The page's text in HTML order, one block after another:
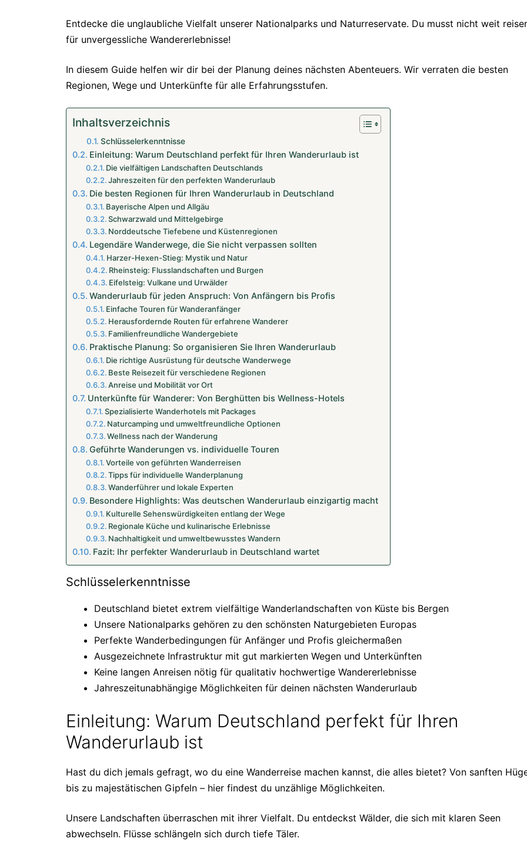
Entdecke die unglaubliche Vielfalt unserer Nationalparks und Naturreservate. Du musst nicht weit
für unvergessliche Wandererlebnisse!
In diesem Guide helfen wir dir bei der Planung deines nächsten Abenteuers. Wir verraten die besten
Regionen, Wege und Unterkünfte für alle Erfahrungsstufen.
Inhaltsverzeichnis
Schlüsselerkenntnisse
Einleitung: Warum Deutschland perfekt für Ihren Wanderurlaub ist
Die vielfältigen Landschaften Deutschlands
Jahreszeiten für den perfekten Wanderurlaub
Die besten Regionen für Ihren Wanderurlaub in Deutschland
Bayerische Alpen und Allgäu
Schwarzwald und Mittelgebirge
Norddeutsche Tiefebene und Küstenregionen
Legendäre Wanderwege, die Sie nicht verpassen sollten
Harzer-Hexen-Stieg: Mystik und Natur
Rheinsteig: Flusslandschaften und Burgen
Eifelsteig: Vulkane und Urwälder
Wanderurlaub für jeden Anspruch: Von Anfängern bis Profis
Einfache Touren für Wanderanfänger
Herausfordernde Routen für erfahrene Wanderer
Familienfreundliche Wandergebiete
Praktische Planung: So organisieren Sie Ihren Wanderurlaub
Die richtige Ausrüstung für deutsche Wanderwege
Beste Reisezeit für verschiedene Regionen
Anreise und Mobilität vor Ort
Unterkünfte für Wanderer: Von Berghütten bis Wellness-Hotels
Spezialisierte Wanderhotels mit Packages
Naturcamping und umweltfreundliche Optionen
Wellness nach der Wanderung
Geführte Wanderungen vs. individuelle Touren
Vorteile von geführten Wanderreisen
Tipps für individuelle Wanderplanung
Wanderführer und lokale Experten
Besondere Highlights: Was deutschen Wanderurlaub einzigartig macht
Kulturelle Sehenswürdigkeiten entlang der Wege
Regionale Küche und kulinarische Erlebnisse
Nachhaltigkeit und umweltbewusstes Wandern
Fazit: Ihr perfekter Wanderurlaub in Deutschland wartet
Schlüsselerkenntnisse
Deutschland bietet extrem vielfältige Wanderlandschaften von Küste bis Bergen
Unsere Nationalparks gehören zu den schönsten Naturgebieten Europas
Perfekte Wanderbedingungen für Anfänger und Profis gleichermaßen
Ausgezeichnete Infrastruktur mit gut markierten Wegen und Unterkünften
Keine langen Anreisen nötig für qualitativ hochwertige Wandererlebnisse
Jahreszeitunabhängige Möglichkeiten für deinen nächsten Wanderurlaub
Einleitung: Warum Deutschland perfekt für Ihren
Wanderurlaub ist
Hast du dich jemals gefragt, wo du eine Wanderreise machen kannst, die alles bietet? Von sanften
bis zu majestätischen Gipfeln – hier findest du unzählige Möglichkeiten.
Unsere Landschaften überraschen mit ihrer Vielfalt. Du entdeckst Wälder, die sich mit klaren Seen
abwechseln. Flüsse schlängeln sich durch tiefe Täler.